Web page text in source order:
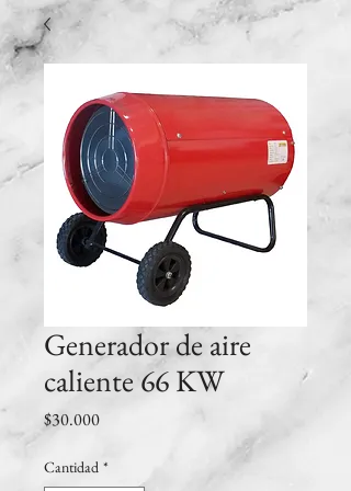
Generador de aire
caliente 66 KW
$30.000Precio
Cantidad *